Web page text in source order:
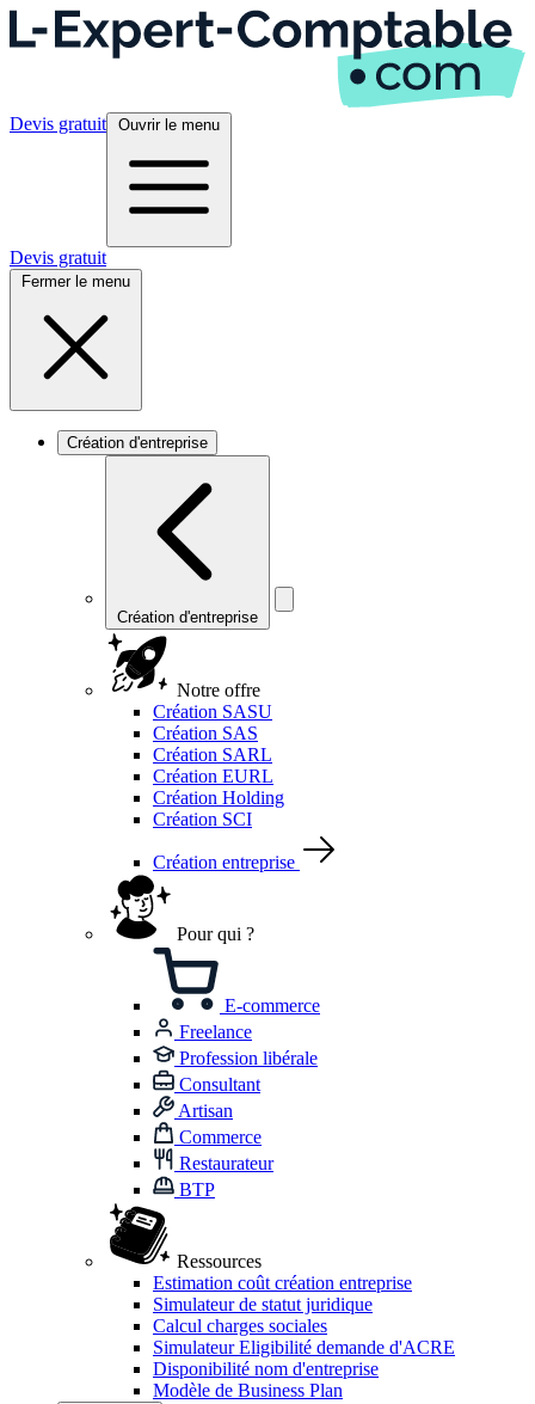
Devis gratuit Ouvrir le menu
Devis gratuit
Fermer le menu
Création d'entreprise
Création d'entreprise
Notre offre
Création SASU
Création SAS
Création SARL
Création EURL
Création Holding
Création SCI
Création entreprise
Pour qui ?
E-commerce
Freelance
Profession libérale
Consultant
Artisan
Commerce
Restaurateur
BTP
Ressources
Estimation coût création entreprise
Simulateur de statut juridique
Calcul charges sociales
Simulateur Eligibilité demande d'ACRE
Disponibilité nom d'entreprise
Modèle de Business Plan